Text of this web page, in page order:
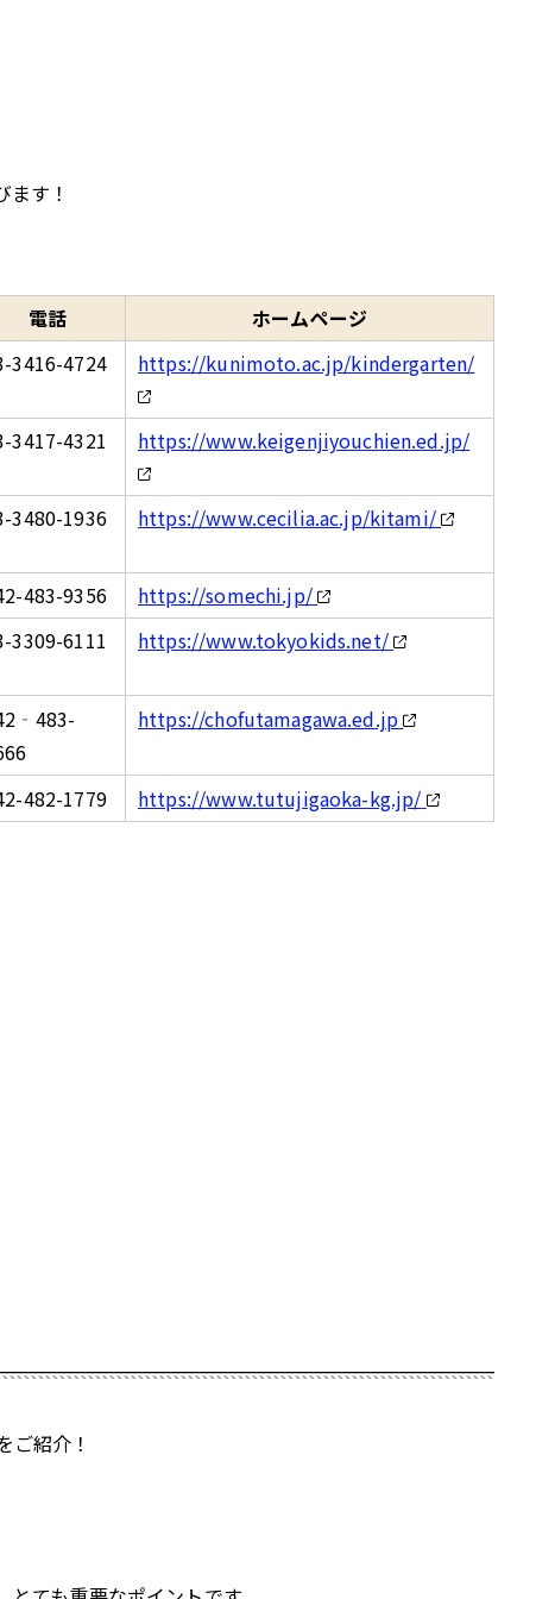
す！
電話
ホームページ
3416-4724
https://kunimoto.ac.jp/kindergarten/
3417-4321 https://www.keigenjiyouchien.ed.jp/
3480-1936 https://www.cecilia.ac.jp/kitami/
483-9356
https://somechi.jp/
3309-6111
https://www.tokyokids.net/
https://chofutamagawa.ed.jp
482-1779 https://www.tutujigaoka-kg.jp/
紹介！